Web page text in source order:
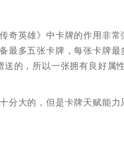
奇英雄》中卡牌的作用非常
最多五张卡牌，每张卡牌最
的，所以一张拥有良好属
分大的，但是卡牌天赋能力